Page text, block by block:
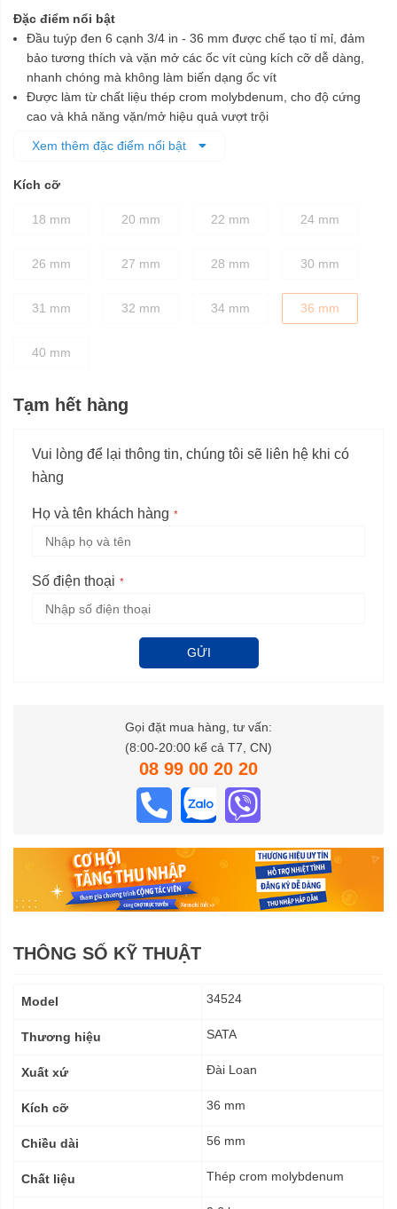
Đặc điểm nổi bật
Đầu tuýp đen 6 cạnh 3/4 in - 36 mm được chế tạo tỉ mỉ, đảm
bảo tương thích và vặn mở các ốc vít cùng kích cỡ dễ dàng,
nhanh chóng mà không làm biến dạng ốc vít
Được làm từ chất liệu thép crom molybdenum, cho độ cứng
cao và khả năng vặn/mở hiệu quả vượt trội
Xem thêm đặc điểm nổi bật
Kích cỡ
18 mm 20 mm 22 mm 24 mm
26 mm 27 mm 28 mm 30 mm
31 mm 32 mm 34 mm 36 mm
40 mm
Tạm hết hàng
Vui lòng để lại thông tin, chúng tôi sẽ liên hệ khi có
hàng
Họ và tên khách hàng
Số điện thoại
GỬI
Gọi đặt mua hàng, tư vấn:
(8:00-20:00 kể cả T7, CN)
08 99 00 20 20
THÔNG SỐ KỸ THUẬT
kỹ
Model 34524
Thương hiệu SATA
Xuất xứ Đài Loan
Kích cỡ 36 mm
Chiều dài 56 mm
Chất liệu Thép crom molybdenum